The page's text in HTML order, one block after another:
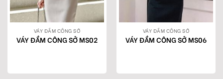
VÁY ĐẦM CÔNG SỞ
VÁY ĐẦM CÔNG SỞ MS02
VÁY ĐẦM CÔNG SỞ
VÁY ĐẦM CÔNG SỞ MS06